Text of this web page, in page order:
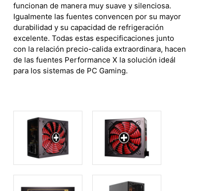
funcionan de manera muy suave y silenciosa.
Igualmente las fuentes convencen por su mayor
durabilidad y su capacidad de refrigeración
excelente. Todas estas especificaciones junto
con la relación precio-calida extraordinara, hacen
de las fuentes Performance X la solución ideál
para los sistemas de PC Gaming.